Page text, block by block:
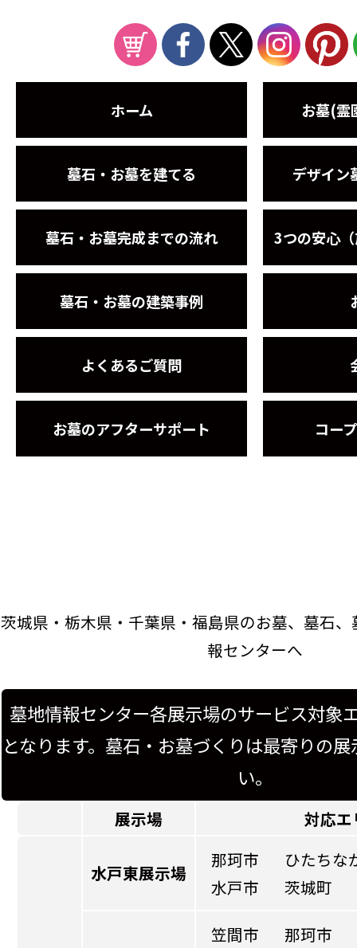
ホーム
墓石・お墓を建てる
墓石・お墓完成までの流れ
墓石・お墓の建築事例
よくあるご質問
お墓のアフターサポート
お墓(霊
デザイン
3つの安心
コー
茨城県・栃木県・千葉県・福島県のお墓、墓石
報センターへ
墓地情報センター各展示場のサービス対象
となります。墓石・お墓づくりは最寄りの
い。
展示場 対応エ
水戸東展示場
那珂市
ひたちな
水戸市
茨城町
笠間市 那珂市